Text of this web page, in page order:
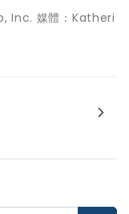
Inc. 媒體：Katheri